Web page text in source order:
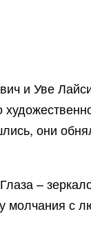
и Уве
они
–
молчания с